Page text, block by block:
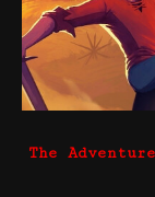
The